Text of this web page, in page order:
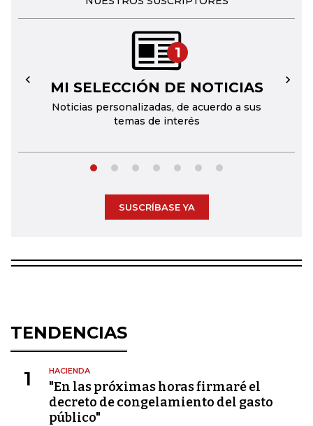
1
MI SELECCIÓN DE NOTICIAS
Noticias personalizadas, de acuerdo a sus
temas de interés
← →
SUSCRÍBASE YA
TENDENCIAS
1 HACIENDA
"En las próximas horas firmaré el
decreto de congelamiento del gasto
público"